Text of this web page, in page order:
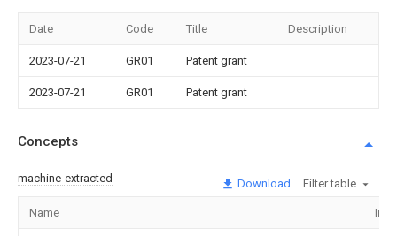
Date Code Title Description
2023-07-21 GR01 Patent grant
2023-07-21 GR01 Patent grant
Concepts
machine-extracted Download Filter table
Name